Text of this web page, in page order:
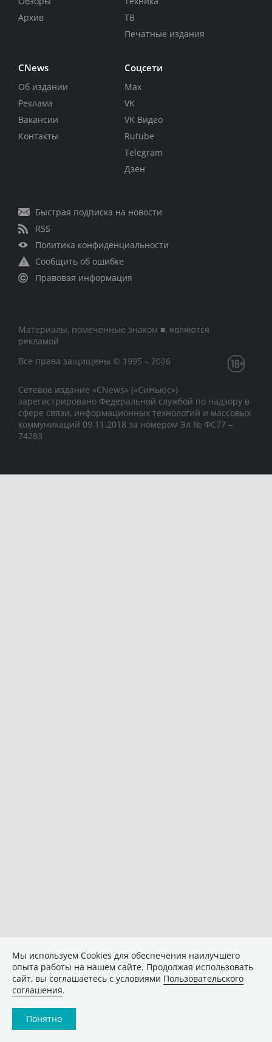
Архив
ТВ
Печатные издания
CNews
Об издании
Реклама
Вакансии
Контакты
Соцсети
Max
VK
VK Видео
Rutube
Telegram
Дзен
Быстрая подписка на новости
RSS
Политика конфиденциальности
Сообщить об ошибке
Правовая информация
Материалы, помеченные знаком ■, являются
рекламой
Все права защищены © 1995 – 2026
Сетевое издание «CNews» («СиНьюс»)
зарегистрировано Федеральной службой по надзору в
сфере связи, информационных технологий и массовых
коммуникаций 09.11.2018 за номером Эл № ФС77 –
74283
Мы используем Сookies для обеспечения наилучшего
опыта работы на нашем сайте. Продолжая использовать
сайт, вы соглашаетесь с условиями Пользовательского
соглашения.
Понятно